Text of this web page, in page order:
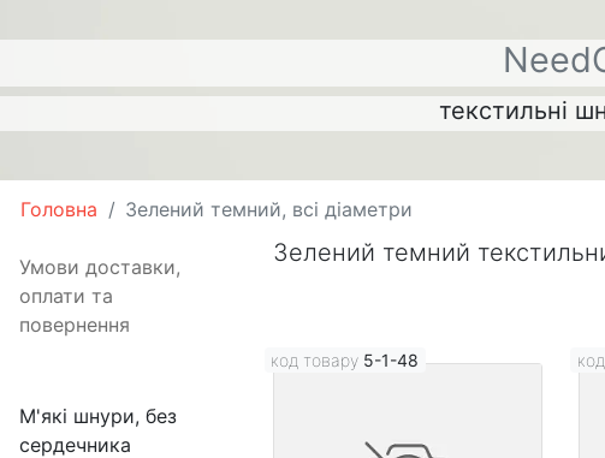
текстильні
Головна Зелений темний, всі діаметри
Умови доставки,
оплати та
повернення
М'які шнури, без
сердечника
Зелений темний
код товару 5-1-48